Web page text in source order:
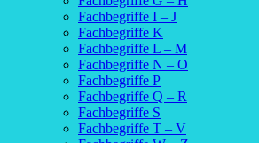
Fachbegriffe I – J
Fachbegriffe K
Fachbegriffe L – M
Fachbegriffe N – O
Fachbegriffe P
Fachbegriffe Q – R
Fachbegriffe S
Fachbegriffe T – V